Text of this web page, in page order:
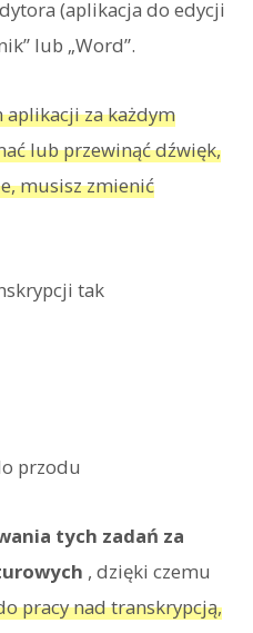
(aplikacja do edycji
lub „Word”.
aplikacji za każdym
lub przewinąć dźwięk,
musisz zmienić
tak
przodu
tych zadań za
, dzięki czemu
pracy nad transkrypcją,